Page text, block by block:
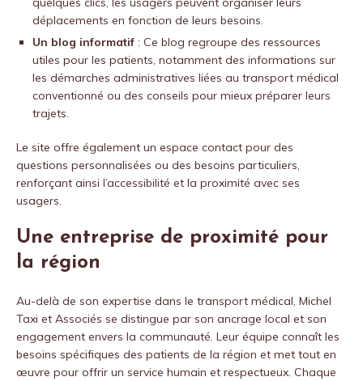
déplacements en fonction de leurs besoins.
Un blog informatif : Ce blog regroupe des ressources
utiles pour les patients, notamment des informations sur
les démarches administratives liées au transport médical
conventionné ou des conseils pour mieux préparer leurs
trajets.
Le site offre également un espace contact pour des
questions personnalisées ou des besoins particuliers,
renforçant ainsi l’accessibilité et la proximité avec ses
usagers.
Une entreprise de proximité pour
la région
Au-delà de son expertise dans le transport médical, Michel
Taxi et Associés se distingue par son ancrage local et son
engagement envers la communauté. Leur équipe connaît les
besoins spécifiques des patients de la région et met tout en
œuvre pour offrir un service humain et respectueux. Chaque